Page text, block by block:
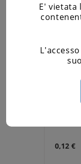
E' vietata
0,12 €